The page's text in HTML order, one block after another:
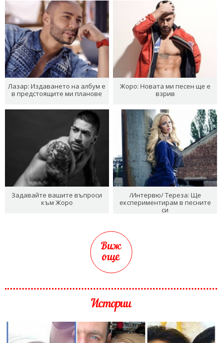
Лазар: Издаването на албум е
в предстоящите ми планове
Жоро: Новата ми песен ще е
взрив
Задавайте вашите въпроси
към Жоро
/Интервю/ Тереза: Ще
експериментирам в песните
си
Виж
още
Истории